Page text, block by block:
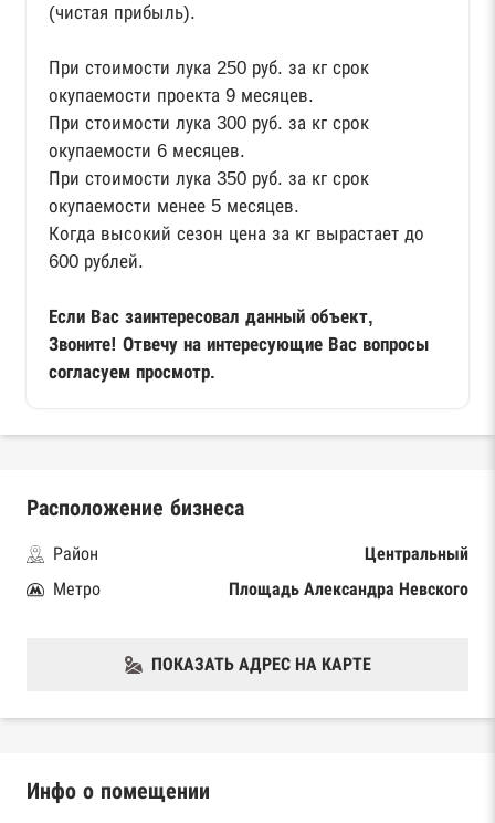
(чистая прибыль).
При стоимости лука 250 руб. за кг срок
окупаемости проекта 9 месяцев.
При стоимости лука 300 руб. за кг срок
окупаемости 6 месяцев.
При стоимости лука 350 руб. за кг срок
окупаемости менее 5 месяцев.
Когда высокий сезон цена за кг вырастает до
600 рублей.
Если Вас заинтересовал данный объект,
Звоните! Отвечу на интересующие Вас вопросы
согласуем просмотр.
Расположение бизнеса
Район
Центральный
Метро
Площадь Александра Невского
ПОКАЗАТЬ АДРЕС НА КАРТЕ
Инфо о помещении